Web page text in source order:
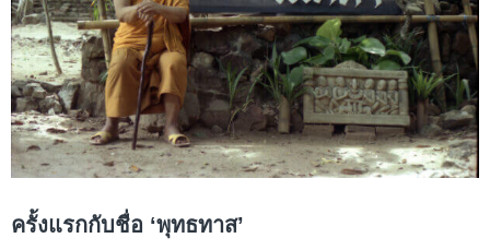
ครั้งแรกกับชื่อ ‘พุทธทาส’